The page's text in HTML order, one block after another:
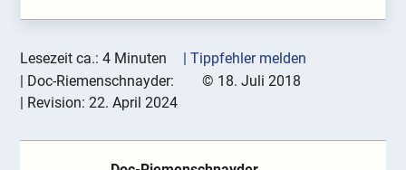
Lesezeit ca.: 4 Minuten
| Tippfehler melden
| Doc-Riemenschnayder: © 18. Juli 2018
| Revision:22. April 2024